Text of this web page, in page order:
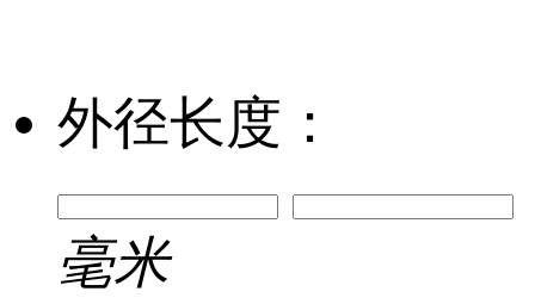
外径长度：
毫米